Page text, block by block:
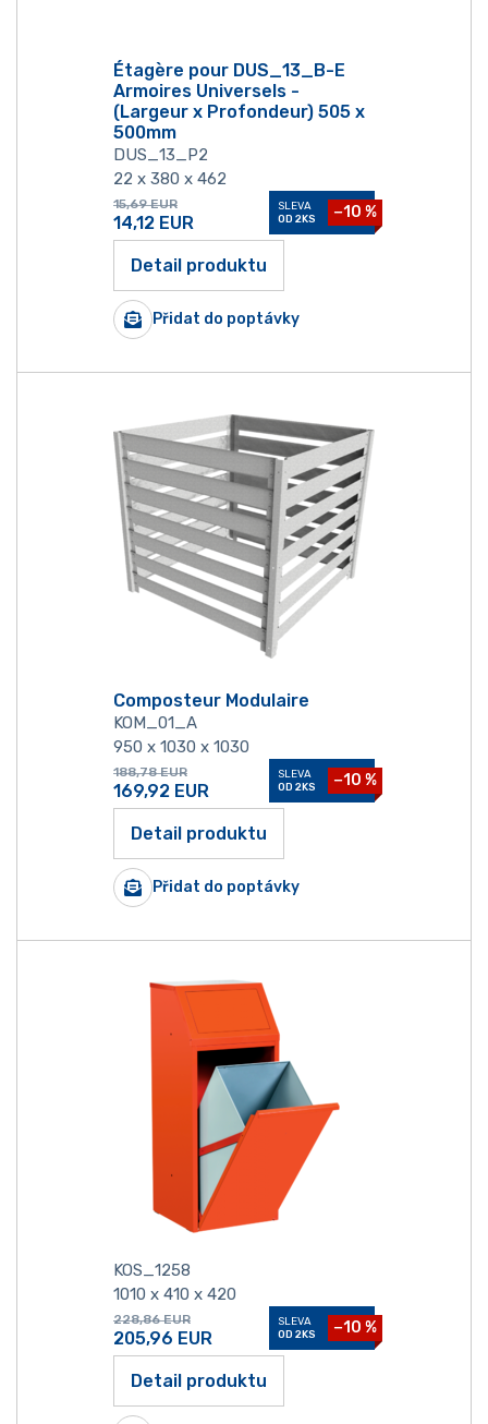
Étagère pour DUS_13_B-E
Armoires Universels -
(Largeur x Profondeur) 505 x
500mm
DUS_13_P2
22 x 380 x 462
15,69 EUR
14,12 EUR
SLEVA
OD 2KS
−10 %
Detail produktu
Přidat do poptávky
Composteur Modulaire
KOM_01_A
950 x 1030 x 1030
188,78 EUR
169,92 EUR
SLEVA
OD 2KS
−10 %
Detail produktu
Přidat do poptávky
KOS_1258
1010 x 410 x 420
228,86 EUR
205,96 EUR
SLEVA
OD 2KS
−10 %
Detail produktu